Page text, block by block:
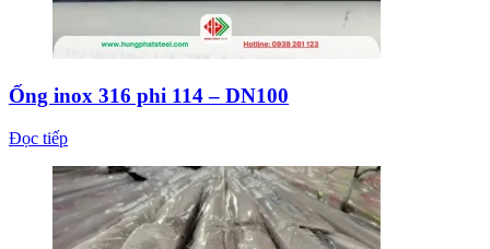
Ống inox 316 phi 114 – DN100
Đọc tiếp